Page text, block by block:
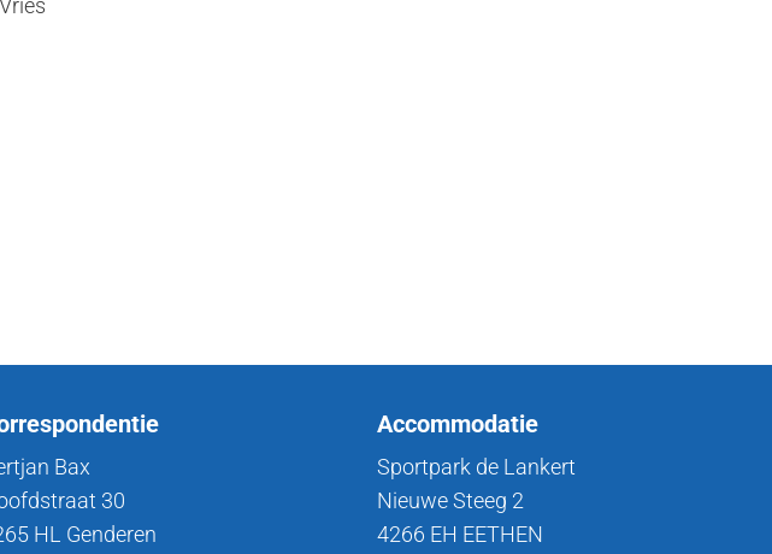
Bax
30
HL Genderen
Accommodatie
Sportpark de Lankert
Nieuwe Steeg 2
4266 EH EETHEN